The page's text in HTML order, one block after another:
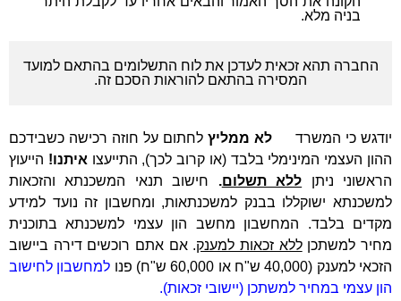
בניה מלא.
החברה תהא זכאית לעדכן את לוח התשלומים בהתאם למועד
המסירה בהתאם להוראות הסכם זה.
יודגש כי המשרד לא ממליץ לחתום על חוזה רכישה כשבידכם
ההון העצמי המינימלי בלבד (או קרוב לכך), התייעצו איתנו! הייעוץ
הראשוני ניתן ללא תשלום. חישוב תנאי המשכנתא והזכאות
למשכנתא ישוקללו בבנק למשכנתאות, ומחשבון זה נועד למידע
מקדים בלבד. המחשבון מחשב הון עצמי למשכנתא בתוכנית
מחיר למשתכןללא זכאות למענק. אם אתם רוכשים דירה ביישוב
הזכאי למענק (40,000 ש"ח או 60,000 ש"ח) פנו
למחשבון לחישוב
הון עצמי במחיר למשתכן (יישובי זכאות).